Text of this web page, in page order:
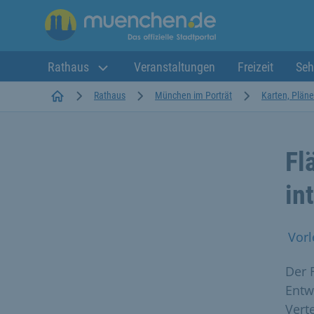
Rathaus Veranstaltungen Freizeit
StartseiteRathaus München im Porträt Karten,
Der